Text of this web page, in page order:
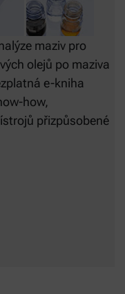
maziv pro
olejů po maziva
e-kniha
how,
přizpůsobené